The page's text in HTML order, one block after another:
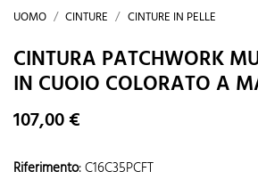
UOMO CINTURE CINTURE IN PELLE
CINTURA PATCHWORK
IN CUOIO COLORATO A
107,00 €
Riferimento:C16C35PCFT